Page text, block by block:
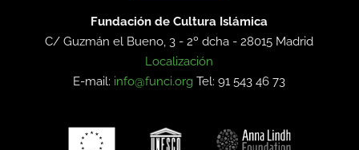
Fundación de Cultura Islámica
C/ Guzmán el Bueno, 3 - 2º dcha -28015 Madrid
Localización
E-mail: info@funci.org Tel: 91 543 46 73